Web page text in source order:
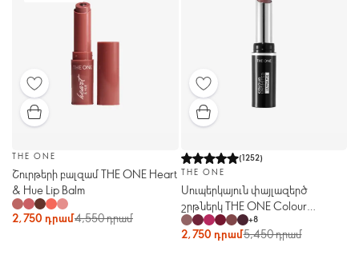
THE ONE
Շուրթերի բալզամ THE ONE Heart
& Hue Lip Balm
2,750 դրամ4,550 դրամ
(1252)
THE ONE
Սուպերկայուն փայլազերծ
շրթներկ THE ONE Colour
Unlimited Ultra Fix
+8
2,750 դրամ5,450 դրամ